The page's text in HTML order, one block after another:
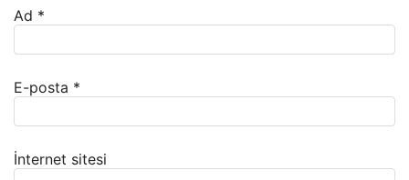
Ad *
E-posta *
İnternet sitesi